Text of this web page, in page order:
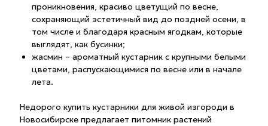
проникновения, красиво цветущий по весне,
сохраняющий эстетичный вид до поздней осени, в
том числе и благодаря красным ягодкам, которые
выглядят, как бусинки;
жасмин – ароматный кустарник с крупными белыми
цветами, распускающимися по весне или в начале
лета.
Недорого купить кустарники для живой изгороди в
Новосибирске предлагает питомник растений